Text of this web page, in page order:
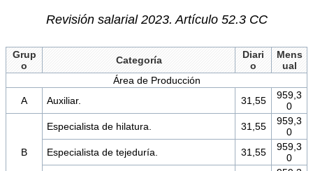
Revisión salarial 2023. Artículo 52.3 CC
Grup
o
Categoría
Diari
o
Mens
ual
Área de Producción
A
Auxiliar. 31,55
959,3
0
B
Especialista de hilatura. 31,55
959,3
0
Especialista de tejeduría.
31,55
959,3
0